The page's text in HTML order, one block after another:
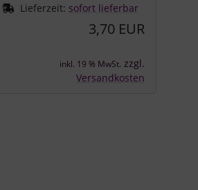
Lieferzeit: sofort lieferbar
3,70 EUR
inkl. 19 % MwSt. zzgl.
Versandkosten